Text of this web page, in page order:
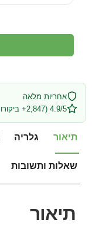
אחריות מלאה
4.9/5 (2,847+ ביקורות)
תיאור גלריה
שאלות ותשובות
תיאור